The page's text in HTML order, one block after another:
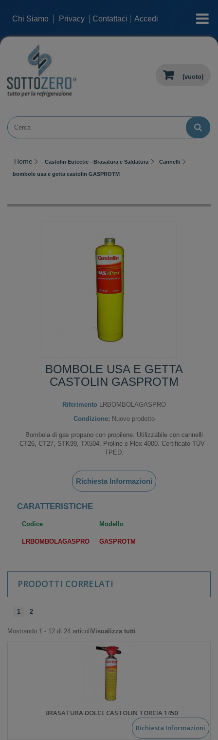
Chi Siamo Privacy Contattaci Accedi categorie
(vuoto)
Home Castolin Eutectic - Brasatura e Saldatura Cannelli
bombole usa e getta castolin GASPROTM
BOMBOLE USA E GETTA
CASTOLIN GASPROTM
Riferimento
LRBOMBOLAGASPRO
Condizione: Nuovo prodotto
Bombola di gas propano con propilene. Utilizzabile con cannelli
CT26, CT27, STK99, TX504, Proline e Flex 4000. Certificato TÜV -
TPED.
Richiesta Informazioni
CARATTERISTICHE
Codice Modello
LRBOMBOLAGASPRO GASPROTM
PRODOTTI CORRELATI
1 2
Mostrando 1 - 12 di 24 articoliVisualizza tutti
BRASATURA DOLCE CASTOLIN TORCIA 1450
Richiesta Informazioni